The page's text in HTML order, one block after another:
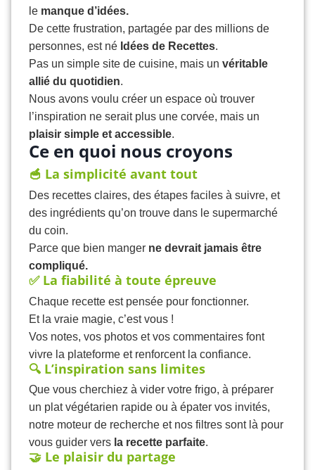
le manque d’idées.
De cette frustration, partagée par des millions de
personnes, est né Idées de Recettes.
Pas un simple site de cuisine, mais un véritable
allié du quotidien.
Nous avons voulu créer un espace où trouver
l’inspiration ne serait plus une corvée, mais un
plaisir simple et accessible.
Ce en quoi nous croyons
🥣 La simplicité avant tout
Des recettes claires, des étapes faciles à suivre, et
des ingrédients qu’on trouve dans le supermarché
du coin.
Parce que bien manger ne devrait jamais être
compliqué.
✅ La fiabilité à toute épreuve
Chaque recette est pensée pour fonctionner.
Et la vraie magie, c’est vous !
Vos notes, vos photos et vos commentaires font
vivre la plateforme et renforcent la confiance.
🔍 L’inspiration sans limites
Que vous cherchiez à vider votre frigo, à préparer
un plat végétarien rapide ou à épater vos invités,
notre moteur de recherche et nos filtres sont là pour
vous guider vers la recette parfaite.
🤝 Le plaisir du partage